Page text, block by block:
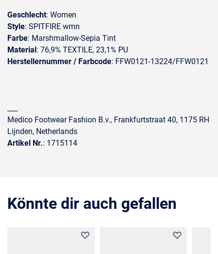
Geschlecht: Women
Style: SPITFIRE wmn
Farbe: Marshmallow-Sepia Tint
Material: 76,9% TEXTILE, 23,1% PU
Herstellernummer / Farbcode: FFW0121-13224/FFW0121
Medico Footwear Fashion B.v., Frankfurtstraat 40, 1175 RH
Lijnden, Netherlands
Artikel Nr.: 1715114
Könnte dir auch gefallen